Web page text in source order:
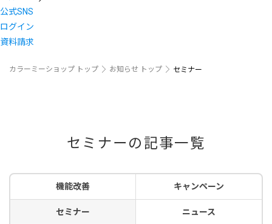
公式SNS
ログイン
資料請求
カラーミーショップ トップ お知らせ トップ セミナー
セミナーの記事一覧
機能改善 キャンペーン
セミナー ニュース